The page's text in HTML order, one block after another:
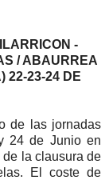
-
/ ABAURREA
22-23-24 DE
de las jornadas
24 de Junio en
la clausura de
El coste de